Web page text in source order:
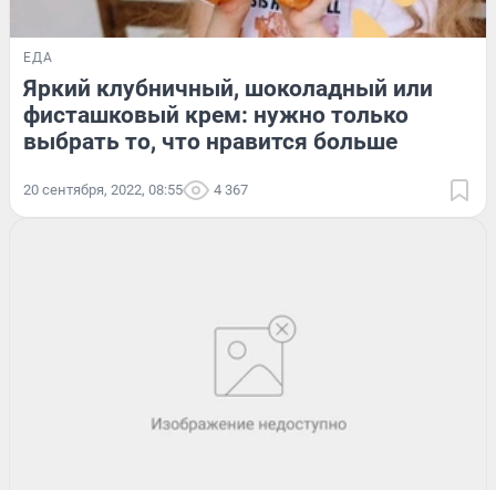
ЕДА
Яркий клубничный, шоколадный или
фисташковый крем: нужно только
выбрать то, что нравится больше
20 сентября, 2022, 08:55 4 367